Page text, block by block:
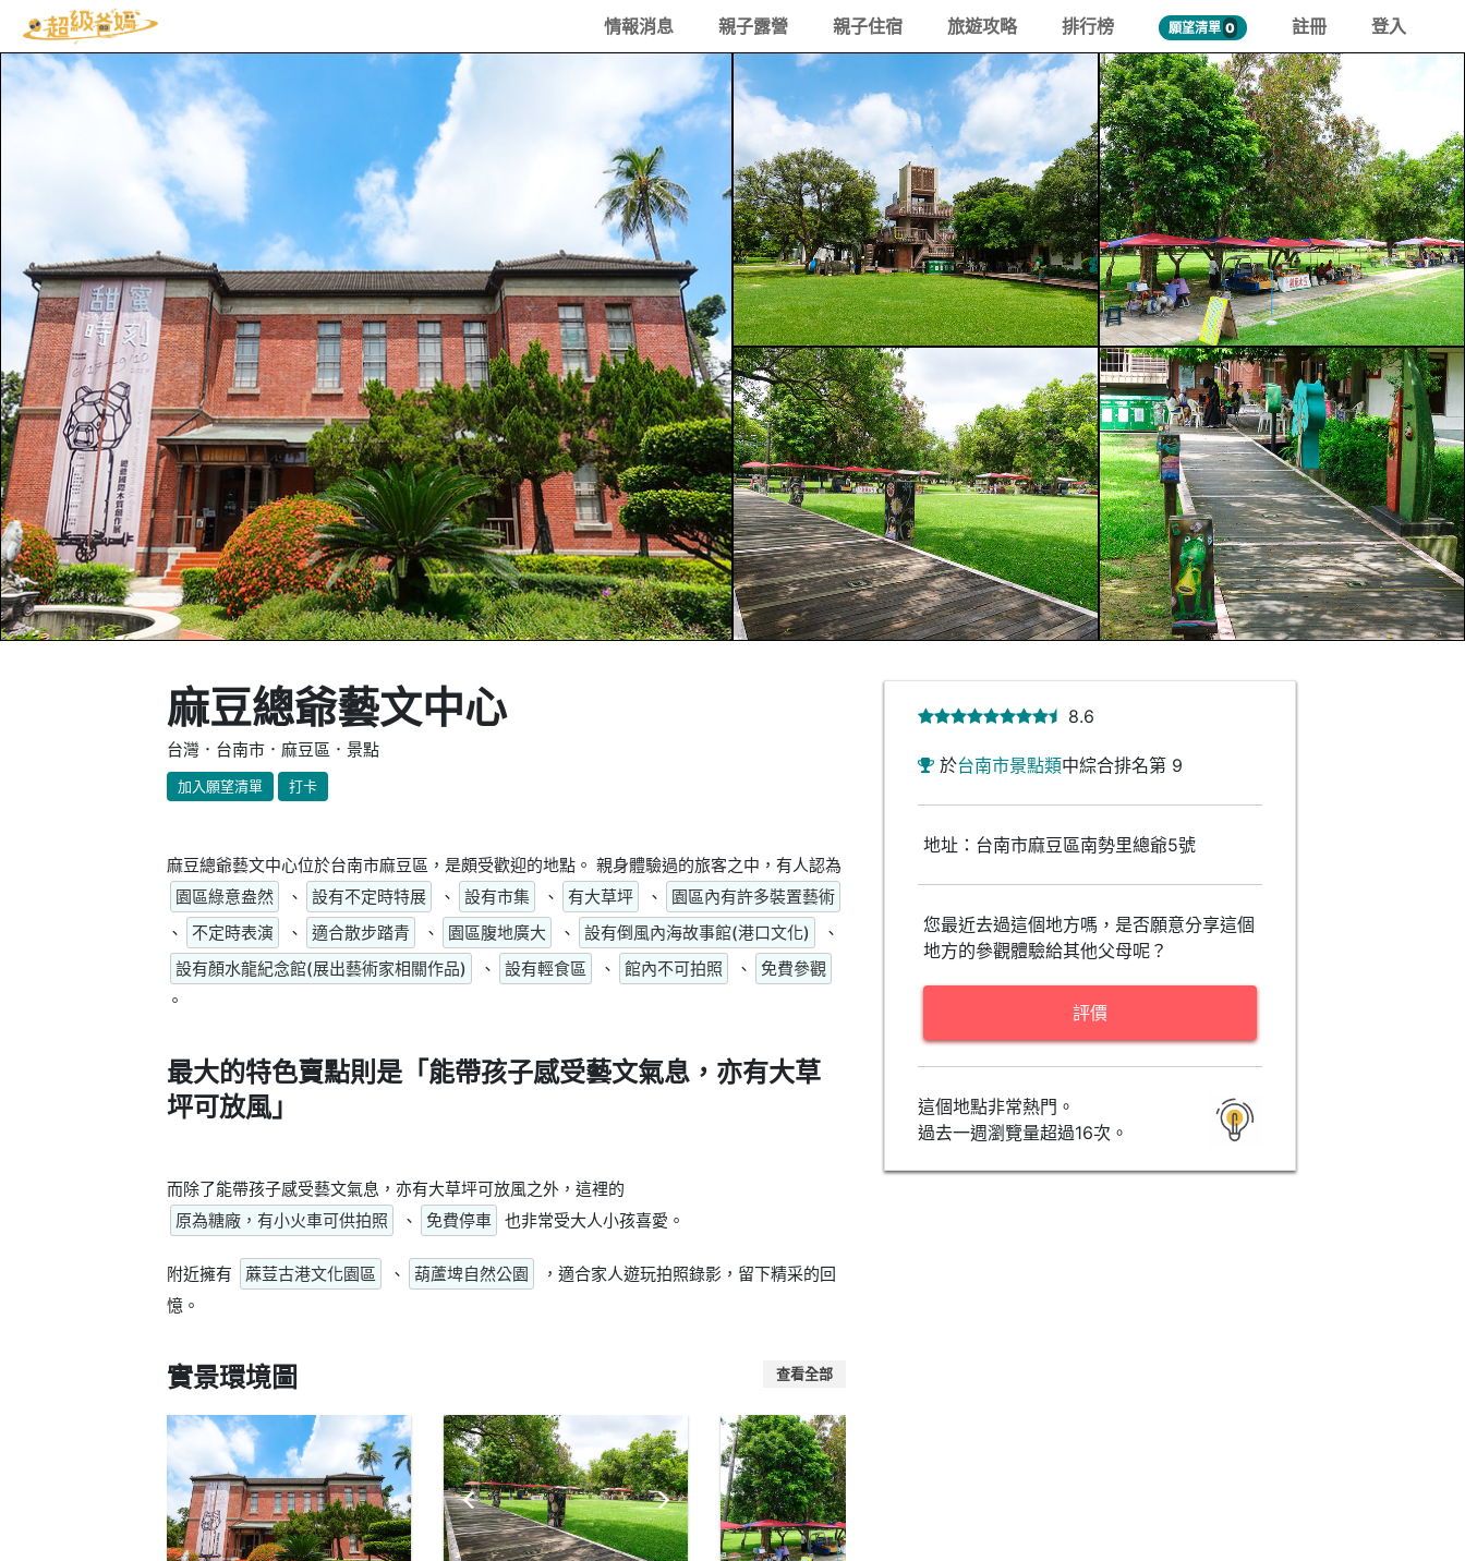
情報消息 親子露營 親子住宿 旅遊攻略 排行榜 願望清單 0 註冊 登入
麻豆總爺藝文中心
台灣．台南市．麻豆區．景點
加入願望清單 打卡
麻豆總爺藝文中心位於台南市麻豆區，是頗受歡迎的地點。 親身體驗過的旅客之中，有人認為
園區綠意盎然
、 設有不定時特展 、 設有市集 、 有大草坪 、
園區內有許多裝置藝術
、
不定時表演 、 適合散步踏青 、 園區腹地廣大 、 設有倒風內海故事館(港口文化)
、
設有顏水龍紀念館(展出藝術家相關作品)
、 設有輕食區 、 館內不可拍照 、
免費參觀
。
最大的特色賣點則是「能帶孩子感受藝文氣息，亦有大草
坪可放風」
而除了能帶孩子感受藝文氣息，亦有大草坪可放風之外，這裡的
原為糖廠，有小火車可供拍照
、 免費停車 也非常受大人小孩喜愛。
附近擁有 蔴荳古港文化園區 、 葫蘆埤自然公園
，適合家人遊玩拍照錄影，留下精采的回
憶。
實景環境圖 查看全部
8.6
於台南市景點類中綜合排名第 9
地址：台南市麻豆區南勢里總爺5號
您最近去過這個地方嗎，是否願意分享這個
地方的參觀體驗給其他父母呢？
評價
這個地點非常熱門。
過去一週瀏覽量超過16次。